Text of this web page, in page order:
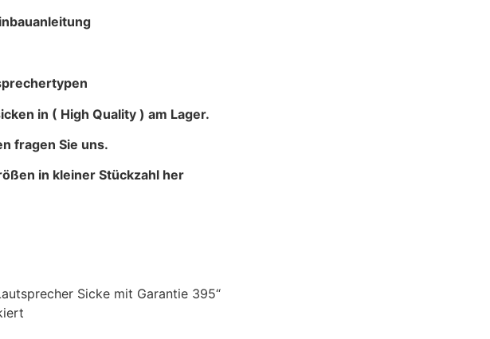
in ( High Quality ) am Lager.
fragen Sie uns.
in kleiner Stückzahl her
Sicke mit Garantie 395“